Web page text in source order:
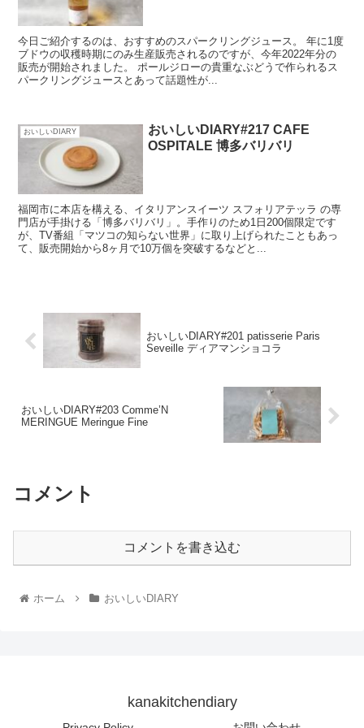
今日ご紹介するのは、おすすめのスパークリングジュース。 年に1度
ブドウの収穫時期にのみ生産販売されるのですが、今年2022年分の
販売が開始されました。 ポールジローの貴重なぶどうで作られるス
パークリングジュースとあって話題性が...
おいしいDIARY
おいしいDIARY#217 CAFE
OSPITALE 博多バリバリ
福岡市に本店を構える、イタリアンスイーツ スフォリアテッラ の専
門店が手掛ける「博多バリバリ」。手作りのため1日200個限定です
が、TV番組「マツコの知らない世界」に取り上げられたこともあっ
て、販売開始から8ヶ月で10万個を突破するなどと...
おいしいDIARY#201 patisserie Paris
Seveille ディアマンショコラ
おいしいDIARY#203 Comme’N
MERINGUE Meringue Fine
コメント
コメントを書き込む
ホーム おいしいDIARY
kanakitchendiary